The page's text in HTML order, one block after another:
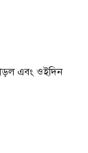
এবং ওইদিন